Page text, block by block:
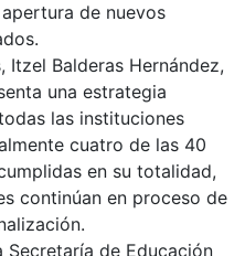
de nuevos
Itzel Balderas Hernández,
una estrategia
las instituciones
cuatro de las 40
en su totalidad,
continúan en proceso de
Secretaría de Educación